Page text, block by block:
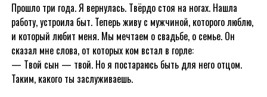
Прошло три года. Я вернулась. Твёрдо стоя на ногах. Нашла
работу, устроила быт. Теперь живу с мужчиной, которого люблю,
и который любит меня. Мы мечтаем о свадьбе, о семье. Он
сказал мне слова, от которых ком встал в горле:
— Твой сын — твой. Но я постараюсь быть для него отцом.
Таким, какого ты заслуживаешь.